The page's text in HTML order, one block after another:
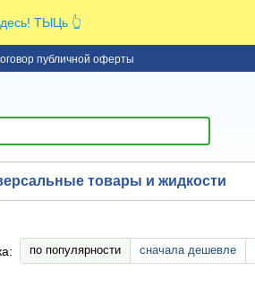
ТЫЦь 👆
публичной оферты
товары и жидкости
по популярности сначала дешевле